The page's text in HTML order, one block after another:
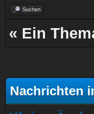
Suchen
« Ein
Nachrichten